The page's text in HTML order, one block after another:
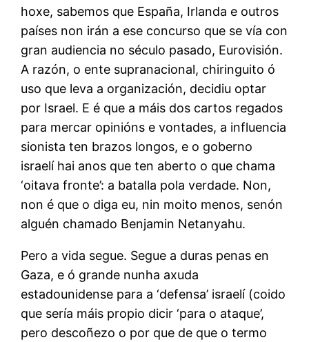
hoxe, sabemos que España, Irlanda e outros
países non irán a ese concurso que se vía con
gran audiencia no século pasado, Eurovisión.
A razón, o ente supranacional, chiringuito ó
uso que leva a organización, decidiu optar
por Israel. E é que a máis dos cartos regados
para mercar opinións e vontades, a influencia
sionista ten brazos longos, e o goberno
israelí hai anos que ten aberto o que chama
‘oitava fronte’: a batalla pola verdade. Non,
non é que o diga eu, nin moito menos, senón
alguén chamado Benjamin Netanyahu.
Pero a vida segue. Segue a duras penas en
Gaza, e ó grande nunha axuda
estadounidense para a ‘defensa’ israelí (coido
que sería máis propio dicir ‘para o ataque’,
pero descoñezo o por que de que o termo